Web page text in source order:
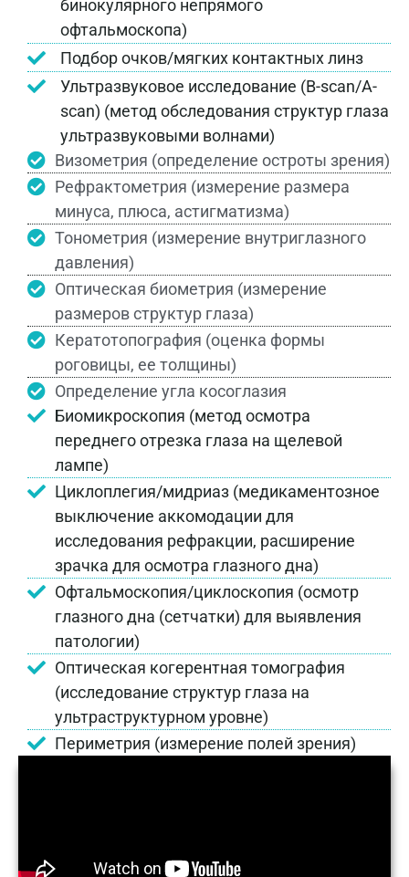
бинокулярного непрямого
офтальмоскопа)
Подбор очков/мягких контактных линз
Ультразвуковое исследование (B-scan/A-
scan) (метод обследования структур глаза
ультразвуковыми волнами)
Визометрия (определение остроты зрения)
Рефрактометрия (измерение размера
минуса, плюса, астигматизма)
Тонометрия (измерение внутриглазного
давления)
Оптическая биометрия (измерение
размеров структур глаза)
Кератотопография (оценка формы
роговицы, ее толщины)
Определение угла косоглазия
Биомикроскопия (метод осмотра
переднего отрезка глаза на щелевой
лампе)
Циклоплегия/мидриаз (медикаментозное
выключение аккомодации для
исследования рефракции, расширение
зрачка для осмотра глазного дна)
Офтальмоскопия/циклоскопия (осмотр
глазного дна (сетчатки) для выявления
патологии)
Оптическая когерентная томография
(исследование структур глаза на
ультраструктурном уровне)
Периметрия (измерение полей зрения)